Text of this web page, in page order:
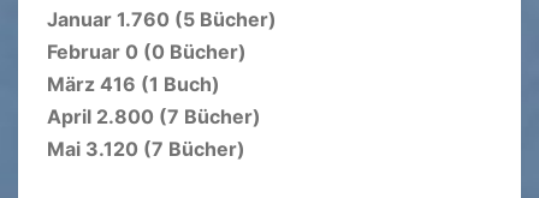
Januar 1.760 (5 Bücher)
Februar 0 (0 Bücher)
März 416 (1 Buch)
April 2.800 (7 Bücher)
Mai 3.120 (7 Bücher)